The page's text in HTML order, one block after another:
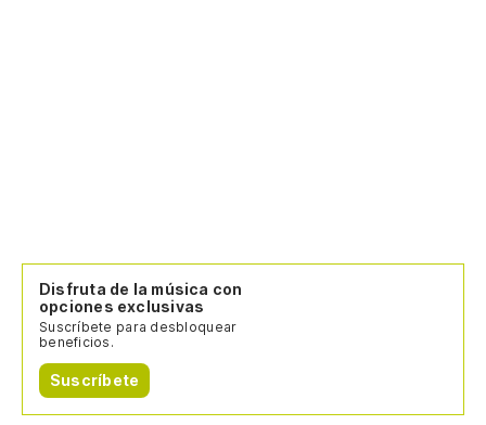
Disfruta de la música con
opciones exclusivas
Suscríbete para desbloquear
beneficios.
Suscríbete